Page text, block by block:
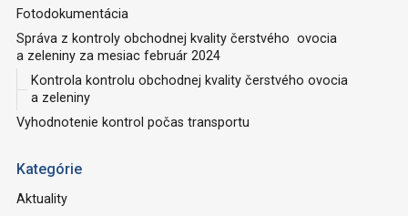
Fotodokumentácia
Správa z kontroly obchodnej kvality čerstvého ovocia
a zeleniny za mesiac február 2024
Kontrola kontrolu obchodnej kvality čerstvého ovocia
a zeleniny
Vyhodnotenie kontrol počas transportu
Kategórie
Aktuality